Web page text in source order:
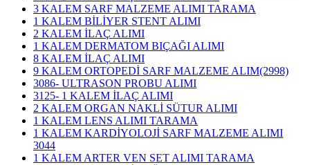
3 KALEM SARF MALZEME ALIMI TARAMA
1 KALEM BİLİYER STENT ALIMI
2 KALEM İLAÇ ALIMI
1 KALEM DERMATOM BIÇAĞI ALIMI
8 KALEM İLAÇ ALIMI
9 KALEM ORTOPEDİ SARF MALZEME ALIM(2998)
3086- ULTRASON PROBU ALIMI
3125- 1 KALEM İLAÇ ALIMI
2 KALEM ORGAN NAKLİ SÜTUR ALIMI
1 KALEM LENS ALIMI TARAMA
1 KALEM KARDİYOLOJİ SARF MALZEME ALIMI
3044
1 KALEM ARTER VEN SET ALIMI TARAMA